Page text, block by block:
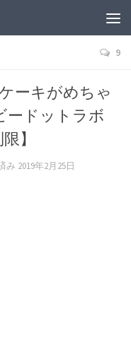
9
ーキがめちゃ
ードットラボ
】
み 2019年2月25日